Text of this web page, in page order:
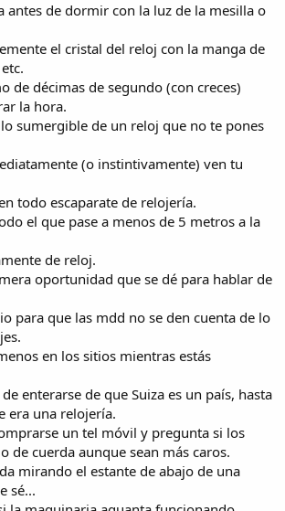
antes de dormir con la luz de la mesilla o
el cristal del reloj con la manga de
de décimas de segundo (con creces)
la hora.
sumergible de un reloj que no te pones
(o instintivamente) ven tu
todo escaparate de relojería.
el que pase a menos de 5 metros a la
de reloj.
oportunidad que se dé para hablar de
para que las mdd no se den cuenta de lo
en los sitios mientras estás
enterarse de que Suiza es un país, hasta
era una relojería.
un tel móvil y pregunta si los
de cuerda aunque sean más caros.
mirando el estante de abajo de una
sé...